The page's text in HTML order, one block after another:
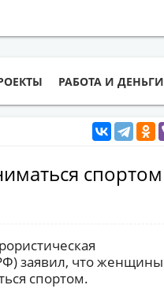
РАБОТА И ДЕНЬГИ
спортом
заявил, что женщины
спортом.